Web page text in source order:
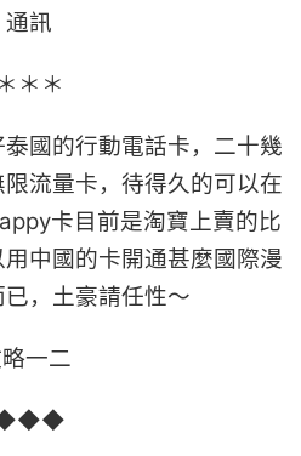
通訊
＊＊＊
國的行動電話卡，二十幾
流量卡，待得久的可以在
卡目前是淘寶上賣的比
中國的卡開通甚麼國際漫
，土豪請任性～